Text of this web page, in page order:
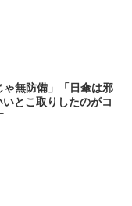
ゃ無防備」「日傘は邪
とこ取りしたのがコ